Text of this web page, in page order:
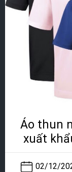
Áo thun
xuất
02/12/